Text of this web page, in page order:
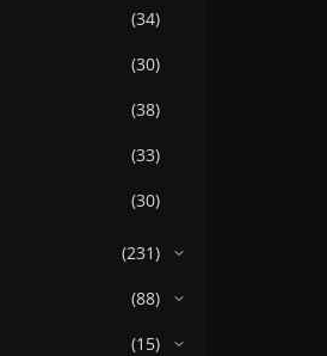
(34)
(30)
(38)
(33)
(30)
(231)
(88)
(15)